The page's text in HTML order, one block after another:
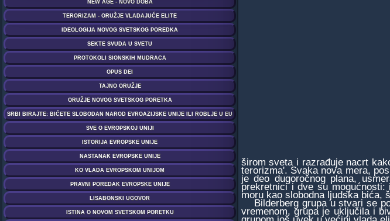
širom sveta i razrađuje nacrt
terorizma'. Svaka nova mera,
je deo dugoročnog plana,
prekretnici i dve su
moru kao slobodna ljudska bića,
Bilderberg grupa u stvari se
vremenom, grupa je uključila i